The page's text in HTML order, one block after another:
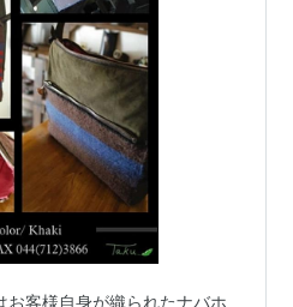
お客様自身が織られたナバホ